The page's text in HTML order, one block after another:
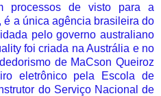
processos de visto para a
a única agência brasileira do
pelo governo australiano
foi criada na Austrália e no
de MaCson Queiroz
eletrônico pela Escola de
do Serviço Nacional de